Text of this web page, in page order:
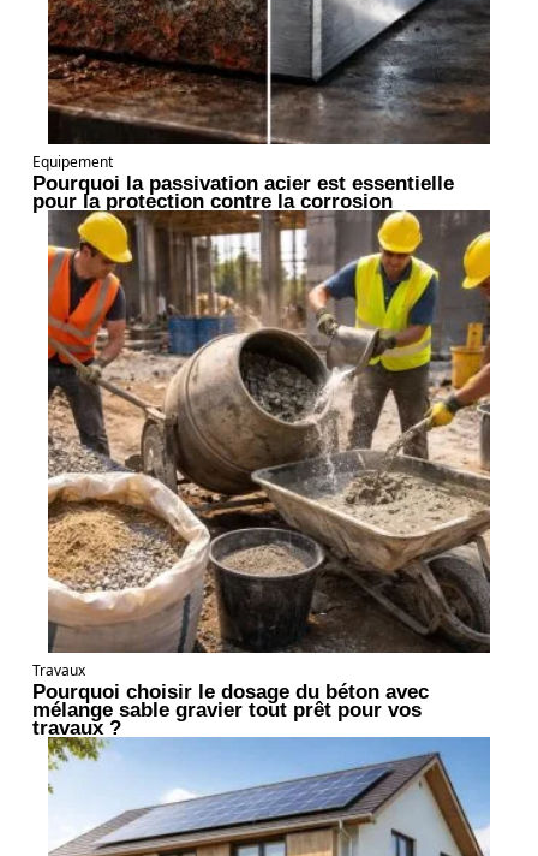
Equipement
Pourquoi la passivation acier est essentielle
pour la protection contre la corrosion
Travaux
Pourquoi choisir le dosage du béton avec
mélange sable gravier tout prêt pour vos
travaux ?